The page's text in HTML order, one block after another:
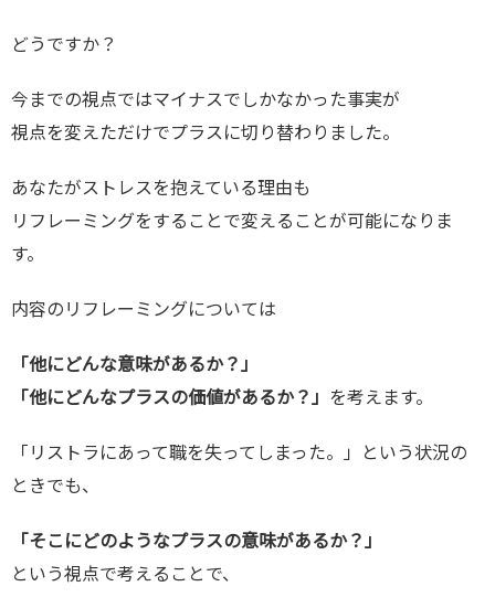
どうですか？
今までの視点ではマイナスでしかなかった事実が
視点を変えただけでプラスに切り替わりました。
あなたがストレスを抱えている理由も
リフレーミングをすることで変えることが可能になりま
す。
内容のリフレーミングについては
「他にどんな意味があるか？」
「他にどんなプラスの価値があるか？」 を考えます。
「リストラにあって職を失ってしまった。」という状況の
ときでも、
「そこにどのようなプラスの意味があるか？」
という視点で考えることで、